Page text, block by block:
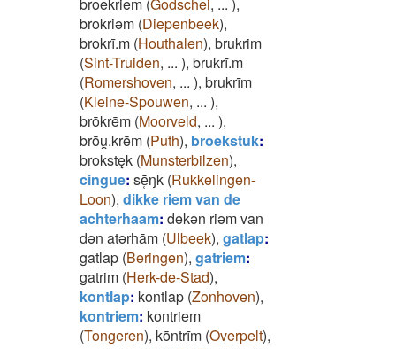
brokriǝm (Diepenbeek),
brokrī.m (Houthalen), brukrim
(Sint-Truiden, ... ), brukrī.m
(Romershoven, ... ), brukrīm
(Kleine-Spouwen, ... ),
brōkrēm (Moorveld, ... ),
brōu̯.krēm (Puth), broekstuk:
brokstęk (Munsterbilzen),
cingue: sē̜ŋk (Rukkelingen-
Loon), dikke riem van de
achterhaam: dekǝn riǝm van
dǝn atǝrhām (Ulbeek), gatlap:
gatlap (Beringen), gatriem:
gatrim (Herk-de-Stad),
kontlap: kontlap (Zonhoven),
kontriem: kontriem
(Tongeren), kōntrīm (Overpelt),